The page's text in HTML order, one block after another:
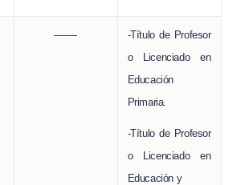
——-
-Título de Profesor
o Licenciado en
Educación
Primaria.
-Título de Profesor
o Licenciado en
Educación y